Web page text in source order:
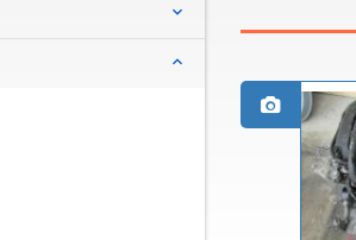
keyboard_arrow_down
keyboard_arrow_down